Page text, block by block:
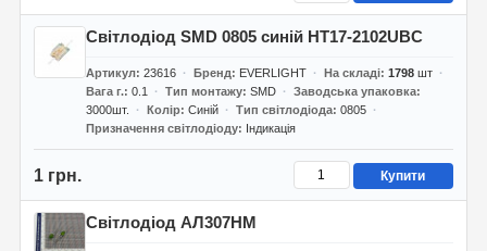
Світлодіод SMD 0805 синій HT17-2102UBC
Артикул 23616 Бренд EVERLIGHT На складі 1798шт
Вага г. 0.1 Тип монтажу SMD
Заводська упаковка
3000шт.
Колір Синій Тип світлодіода 0805
Призначення світлодіоду
Індикація
1 грн. Купити
Світлодіод АЛ307НМ